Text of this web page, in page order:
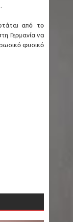
από το
Γερμανία να
φυσικό